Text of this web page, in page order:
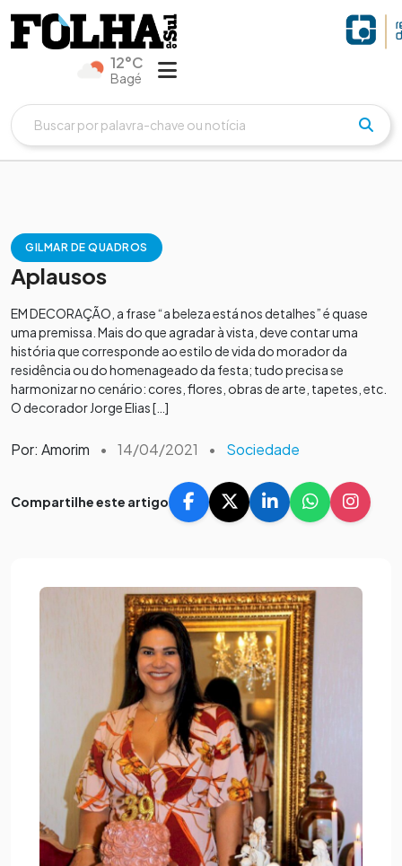
12°C
Bagé
GILMAR DE QUADROS
Aplausos
EM DECORAÇÃO, a frase “a beleza está nos detalhes” é quase
uma premissa. Mais do que agradar à vista, deve contar uma
história que corresponde ao estilo de vida do morador da
residência ou do homenageado da festa; tudo precisa se
harmonizar no cenário: cores, flores, obras de arte, tapetes, etc.
O decorador Jorge Elias […]
Por: Amorim • 14/04/2021 • Sociedade
Compartilhe este artigo